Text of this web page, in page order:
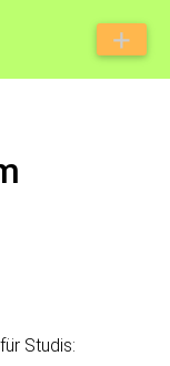
Studis: